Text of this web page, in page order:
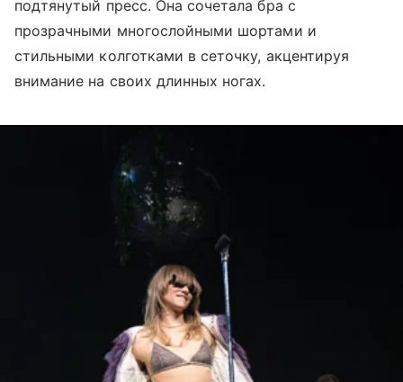
подтянутый пресс. Она сочетала бра с
прозрачными многослойными шортами и
стильными колготками в сеточку, акцентируя
внимание на своих длинных ногах.